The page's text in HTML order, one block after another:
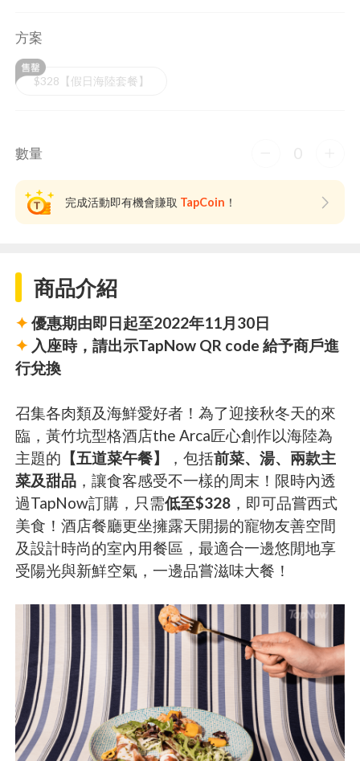
方案
$328【假日海陸套餐】
數量 0
完成活動即有機會賺取 TapCoin ！
商品介紹
✦ 優惠期由即日起至2022年11月30日
✦ 入座時，請出示TapNow QR code 給予商戶進
行兌換
召集各肉類及海鮮愛好者！為了迎接秋冬天的來
臨，黃竹坑型格酒店the Arca匠心創作以海陸為
主題的 【五道菜午餐】 ，包括前菜、湯、兩款主
菜及甜品 ，讓食客感受不一樣的周末！限時內透
過TapNow訂購，只需低至$328 ，即可品嘗西式
美食！酒店餐廳更坐擁露天開揚的寵物友善空間
及設計時尚的室內用餐區，最適合一邊悠閒地享
受陽光與新鮮空氣，一邊品嘗滋味大餐！